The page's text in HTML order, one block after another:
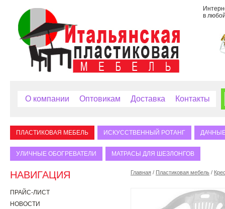
в
О компании Оптовикам Доставка Контакты
ПЛАСТИКОВАЯ МЕБЕЛЬ ИСКУССТВЕННЫЙ РОТАНГ
УЛИЧНЫЕ ОБОГРЕВАТЕЛИ МАТРАСЫ ДЛЯ ШЕЗЛОНГОВ
НАВИГАЦИЯ
ПРАЙС-ЛИСТ
НОВОСТИ
Главная / Пластиковая мебель /